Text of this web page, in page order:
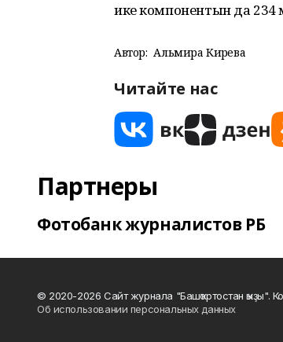
ике компонентын да 234
Автор: Альмира Кирәева
Читайте нас
Партнеры
Фотобанк журналистов РБ
© 2020-2026 Сайт журнала "Башҡортостан ҡыҙы".
Об использовании персональных данных